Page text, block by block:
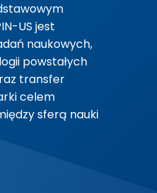
US jest
naukowych,
powstałych
transfer
celem
sferą nauki